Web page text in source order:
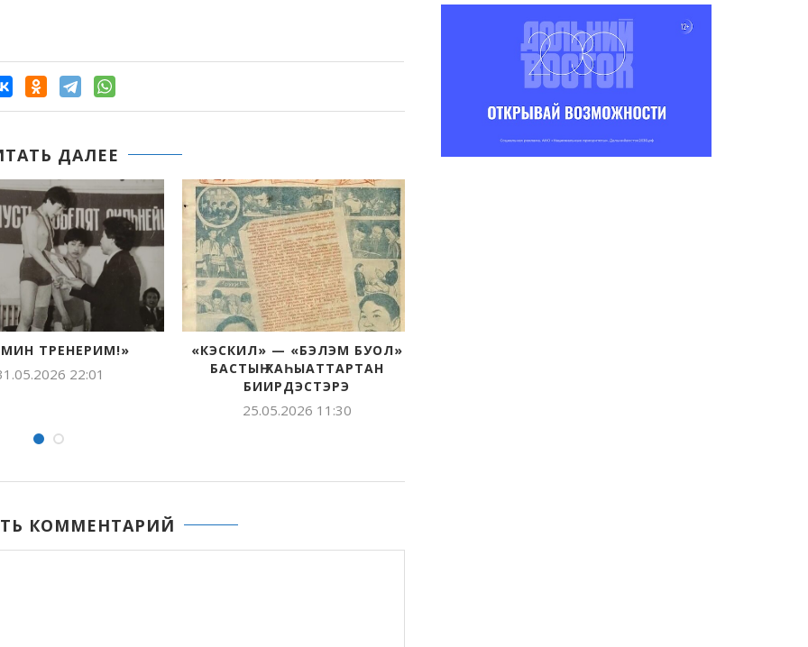
ДАЛЕЕ
ПРОХОДИТ
СПОРТИВНЫХ
БИҺИГИ ДЬИЭ КЭРГЭНИНЭН
КӨҤҮЛ ТУСТУУНУ СӨБҮЛҮҮБҮТ
12.05.2026 15:31
КОММЕНТАРИЙ